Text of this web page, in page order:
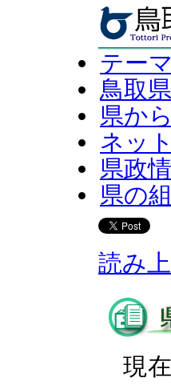
テー
鳥取
県か
ネッ
県政
県の
読み
現在